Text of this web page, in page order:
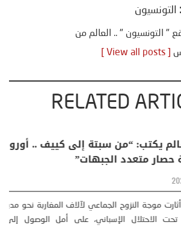
التونسيون
" التونسيون " .. العالم من
RELATED
خليفة بن سالم
في مواجهة حصار
خليفة بن سالم أثارت
سبتة، الواقعة تحت
اكثر
وحضاري (
” المتطرفة”،